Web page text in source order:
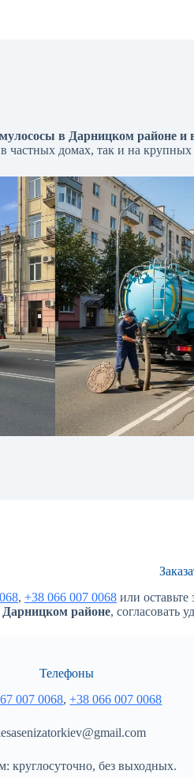
мулососы в Дарницком районе
частных домах, так и на
, +38 066 007 0068 или
Дарницком районе, согласовать
Телефоны
007 0068,+38 066 007 0068
круглосуточно, без выходных.